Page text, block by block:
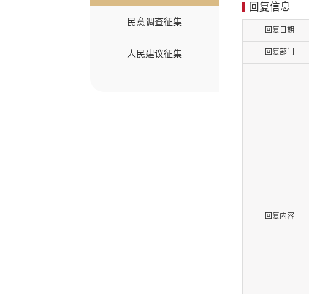
民意调查征集
人民建议征集
回复信息
回复日期
回复部门
回复内容